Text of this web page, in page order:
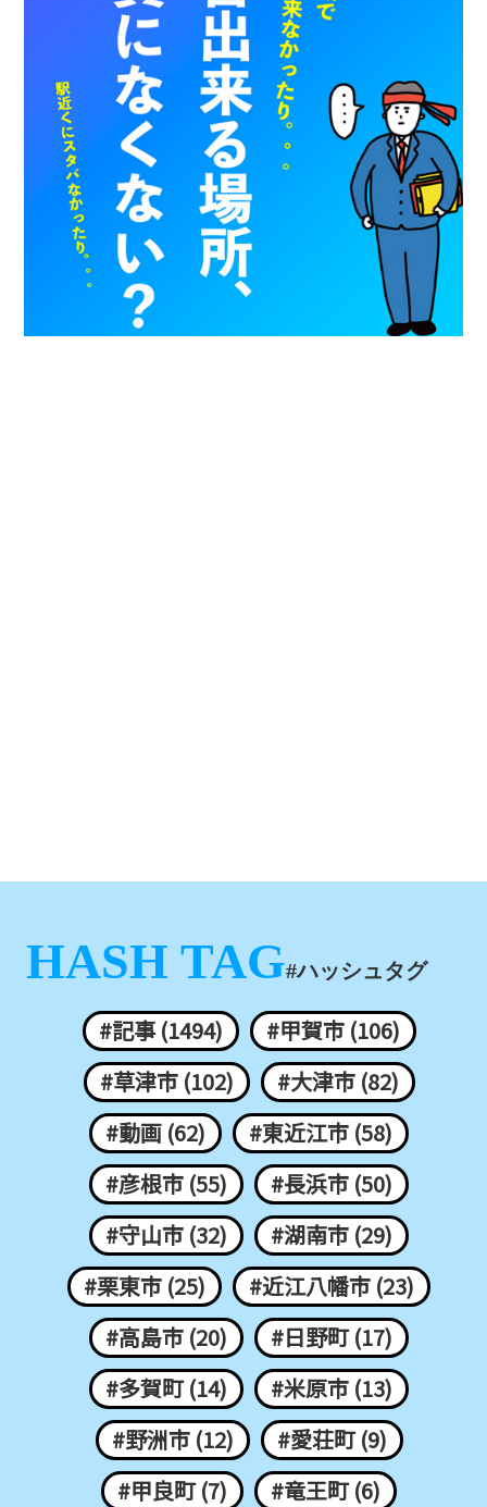
HASH TAG#ハッシュタグ
#記事 (1494)
#甲賀市 (106)
#草津市 (102)
#大津市 (82)
#動画 (62)
#東近江市 (58)
#彦根市 (55)
#長浜市 (50)
#守山市 (32)
#湖南市 (29)
#栗東市 (25)
#近江八幡市 (23)
#高島市 (20)
#日野町 (17)
#多賀町 (14)
#米原市 (13)
#野洲市 (12)
#愛荘町 (9)
#甲良町 (7)
#竜王町 (6)